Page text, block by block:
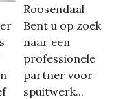
Roosendaal
Bent u op zoek
naar een
professionele
partner voor
spuitwerk...